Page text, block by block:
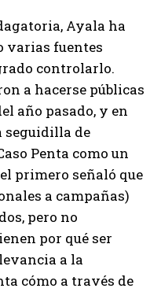
Ayala ha
varias fuentes
controlarlo.
a hacerse públicas
año pasado, y en
seguidilla de
Penta como un
primero señaló que
a campañas)
pero no
por qué ser
a la
cómo a través de